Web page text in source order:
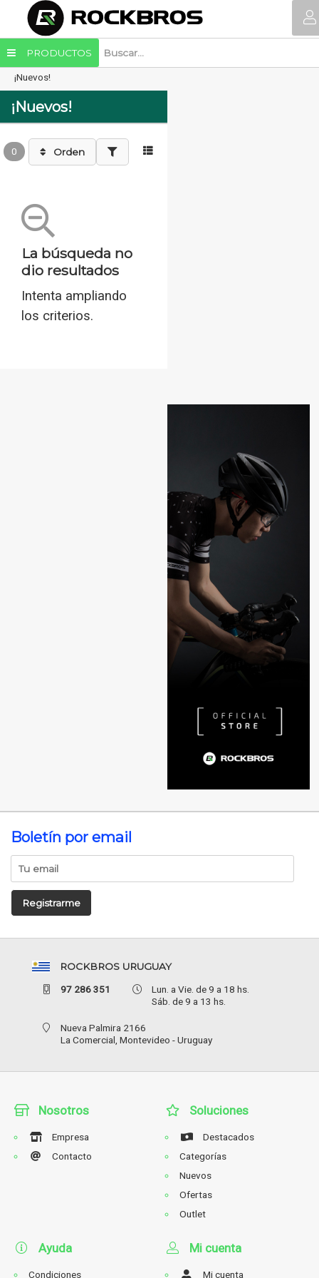
PRODUCTOS
¡Nuevos!
¡Nuevos!
0 Orden
La búsqueda no
dio resultados
Intenta ampliando
los criterios.
Boletín por email
Registrarme
ROCKBROS URUGUAY
97 286 351
Lun. a Vie. de 9 a 18 hs.
Sáb. de 9 a 13 hs.
Nueva Palmira 2166
La Comercial, Montevideo - Uruguay
Nosotros
Empresa
Contacto
Soluciones
Destacados
Categorías
Nuevos
Ofertas
Outlet
Ayuda
Condiciones
Mi cuenta
Mi cuenta